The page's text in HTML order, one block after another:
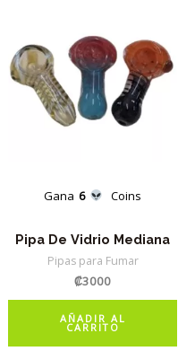
Gana 6 Coins
Pipa De Vidrio Mediana
Pipas para Fumar
₡3000
AÑADIR AL
CARRITO